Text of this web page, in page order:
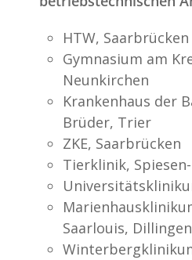
HTW, Saarbrücken
Gymnasium am
Neunkirchen
Krankenhaus der
Brüder, Trier
ZKE, Saarbrücken
Tierklinik,
Saarlouis,